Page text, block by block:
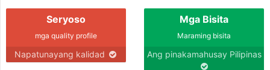
Seryoso
mga quality profile
Napatunayang kalidad
Mga Bisita
Maraming bisita
Ang pinakamahusay Pilipinas